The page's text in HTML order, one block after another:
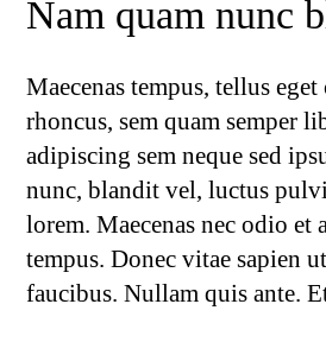
Nam quam nunc
Maecenas tempus, tellus
rhoncus, sem quam semper
adipiscing sem neque sed
nunc, blandit vel, luctus
lorem. Maecenas nec odio et
tempus. Donec vitae sapien
faucibus. Nullam quis ante.